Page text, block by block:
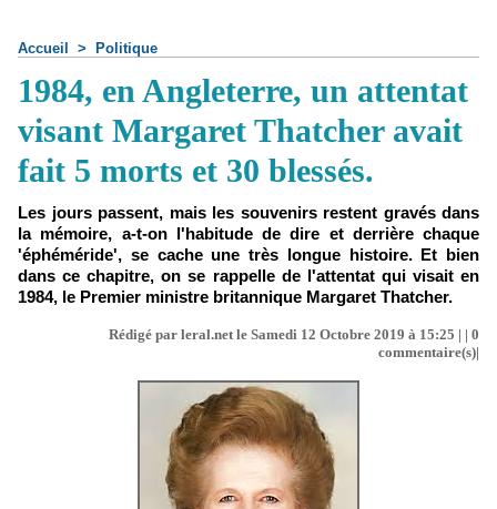
Accueil > Politique
1984, en Angleterre, un attentat
visant Margaret Thatcher avait
fait 5 morts et 30 blessés.
Les jours passent, mais les souvenirs restent gravés dans
la mémoire, a-t-on l'habitude de dire et derrière chaque
'éphéméride', se cache une très longue histoire. Et bien
dans ce chapitre, on se rappelle de l'attentat qui visait en
1984, le Premier ministre britannique Margaret Thatcher.
Rédigé par leral.net le Samedi 12 Octobre 2019 à 15:25 | | 0
commentaire(s)|